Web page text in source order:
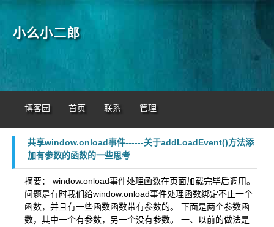
小么小二郎
博客园 首页 联系 管理
共享window.onload事件------关于addLoadEvent()方法添
加有参数的函数的一些思考
摘要： window.onload事件处理函数在页面加载完毕后调用。
问题是有时我们给window.onload事件处理函数绑定不止一个
函数，并且有一些函数函数带有参数的。 下面是两个参数函
数，其中一个有参数，另一个没有参数。 一、以前的做法是